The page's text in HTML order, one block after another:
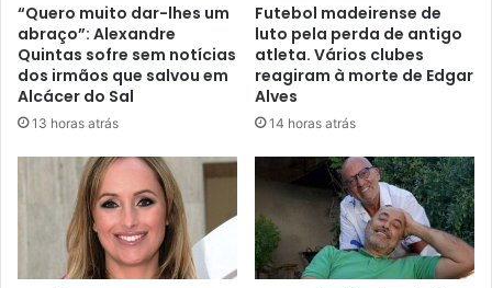
“Quero muito dar-lhes um
abraço”: Alexandre
Quintas sofre sem notícias
dos irmãos que salvou em
Alcácer do Sal
13 horas atrás
Futebol madeirense de
luto pela perda de antigo
atleta. Vários clubes
reagiram à morte de Edgar
Alves
14 horas atrás